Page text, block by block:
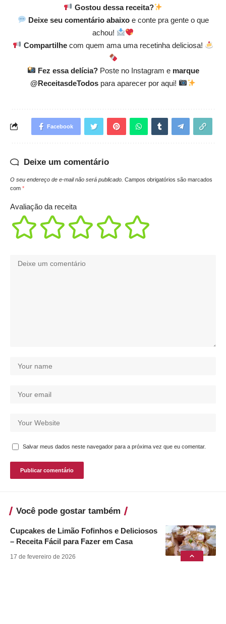
Gostou dessa receita?
Deixe seu comentário abaixoe conte pra gente o que
achou!
Compartilhecom quem ama uma recetinha deliciosa!
Fez essa delícia?Poste no Instagram e marque
@ReceitasdeTodospara aparecer por aqui!
Facebook
Deixe um comentário
O seu endereço de e-mail não será publicado. Campos obrigatórios são marcados
com *
Avaliação da receita
Salvar meus dados neste navegador para a próxima vez que eu comentar.
Você pode gostar também
Cupcakes de Limão Fofinhos e Deliciosos
– Receita Fácil para Fazer em Casa
17 de fevereiro de 2026